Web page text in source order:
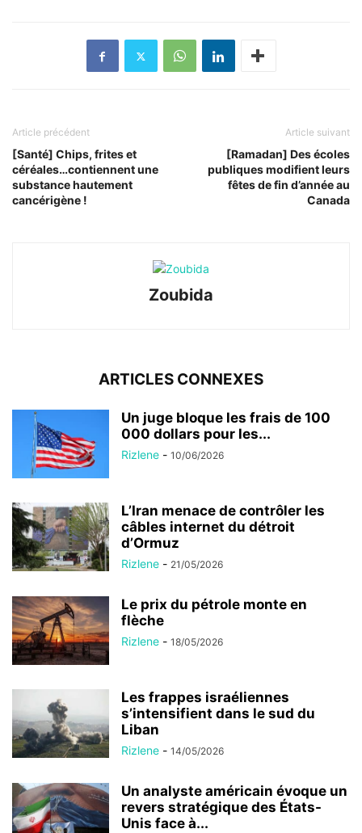
Article précédent
[Santé] Chips, frites et
céréales…contiennent une
substance hautement
cancérigène !
Article suivant
[Ramadan] Des écoles
publiques modifient leurs
fêtes de fin d’année au
Canada
Zoubida
ARTICLES CONNEXES
Un juge bloque les frais de 100
000 dollars pour les...
Rizlene - 10/06/2026
L’Iran menace de contrôler les
câbles internet du détroit
d’Ormuz
Rizlene - 21/05/2026
Le prix du pétrole monte en
flèche
Rizlene - 18/05/2026
Les frappes israéliennes
s’intensifient dans le sud du
Liban
Rizlene - 14/05/2026
Un analyste américain évoque un
revers stratégique des États-
Unis face à...